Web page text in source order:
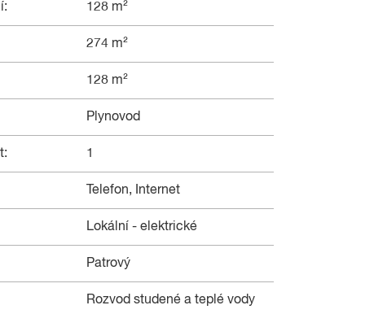
128 m²
274 m²
128 m²
Plynovod
1
Telefon, Internet
Lokální - elektrické
Patrový
Rozvod studené a teplé vody